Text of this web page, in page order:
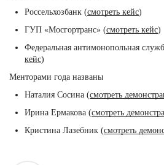
Россельхозбанк (смотреть кейс)
ГУП «Мосгортранс» (смотреть кейс)
Федеральная антимонопольная
кейс)
Менторами года названы
Наталия Сосина (смотреть
Ирина Ермакова (смотреть
Кристина Лазебник (смотреть